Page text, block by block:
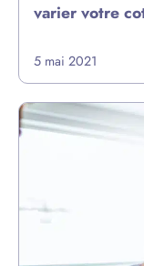
varier votre
5 mai 2021